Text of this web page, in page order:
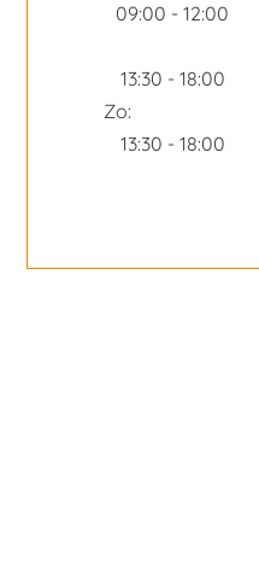
09:00 - 12:00
13:30 - 18:00
Zo:
13:30 - 18:00